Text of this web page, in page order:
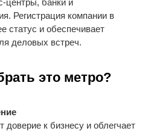
центры, банки и
Регистрация компании в
статус и обеспечивает
деловых встреч.
это метро?
к бизнесу и облегчает